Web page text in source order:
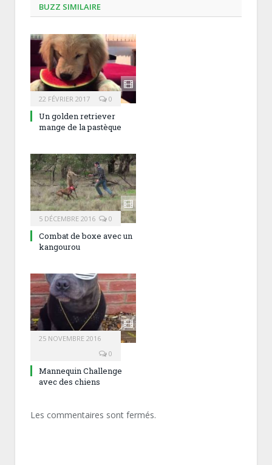
BUZZ SIMILAIRE
22 FÉVRIER 2017 0
Un golden retriever
mange de la pastèque
5 DÉCEMBRE 2016 0
Combat de boxe avec un
kangourou
25 NOVEMBRE 2016
0
Mannequin Challenge
avec des chiens
Les commentaires sont fermés.